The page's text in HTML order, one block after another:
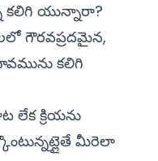
కలిగి యున్నారా?
గౌరవప్రదమైన,
కలిగి
లేక క్రియను
మీరెలా